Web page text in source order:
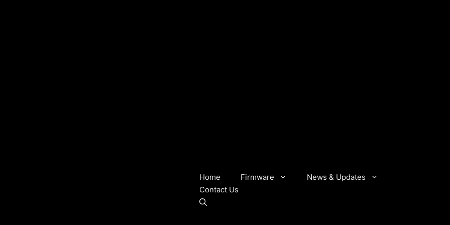
Home Firmware
News & Updates
Contact Us